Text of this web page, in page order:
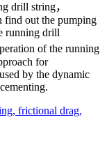
drill string，
find out the pumping
running drill
of the running
for
by the dynamic
frictional drag,